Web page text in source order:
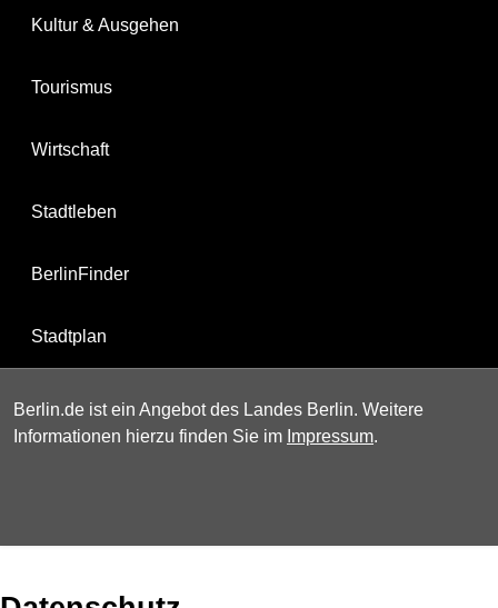
Kultur & Ausgehen
Tourismus
Wirtschaft
Stadtleben
BerlinFinder
Stadtplan
Berlin.de ist ein Angebot des Landes Berlin. Weitere
Informationen hierzu finden Sie im Impressum.